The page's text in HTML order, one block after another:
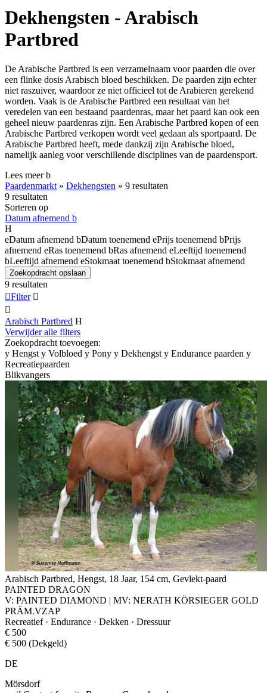
Dekhengsten - Arabisch
Partbred
De Arabische Partbred is een verzamelnaam voor paarden die over
een flinke dosis Arabisch bloed beschikken. De paarden zijn echter
niet raszuiver, waardoor ze niet officieel tot de Arabieren gerekend
worden. Vaak is de Arabische Partbred een resultaat van het
veredelen van een bestaand paardenras, maar het paard kan ook een
geheel nieuw paardenras zijn. Een Arabische Partbred kopen of een
Arabische Partbred verkopen wordt veel gedaan als sportpaard. De
Arabische Partbred heeft, mede dankzij zijn Arabische bloed,
namelijk aanleg voor verschillende disciplines van de paardensport.
Lees meerb
Paardenmarkt » Dekhengsten » 9 resultaten
9 resultaten
Sorteren op
Datum afnemend b
H
eDatum afnemend bDatum toenemend ePrijs toenemend bPrijs
afnemend eRas toenemend bRas afnemend eLeeftijd toenemend
bLeeftijd afnemend eStokmaat toenemend bStokmaat afnemend
Zoekopdracht opslaan
9 resultaten
Filter 

Arabisch Partbred H
Verwijder alle filters
Zoekopdracht toevoegen:
y Hengst y Volbloed y Pony y Dekhengst y Endurance paarden y
Recreatiepaarden
Blikvangers
Arabisch Partbred, Hengst, 18 Jaar, 154 cm, Gevlekt-paard
PAINTED DRAGON
V: PAINTED DIAMOND | MV: NERATH KÖRSIEGER GOLD
PRÄM.VZAP
Recreatief · Endurance · Dekken · Dressuur
€ 500
€ 500 (Dekgeld)
DE
Mörsdorf